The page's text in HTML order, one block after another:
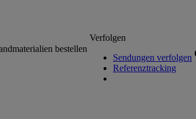
bestellen
Verfolgen
Sendungen verfolgen
Referenztracking